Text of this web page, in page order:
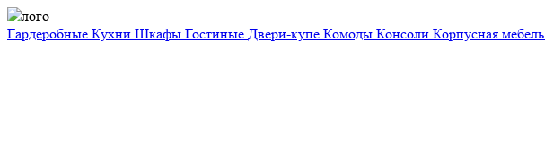
Гардеробные Кухни Шкафы Гостиные Двери-купе Комоды Консоли Корпусная мебель